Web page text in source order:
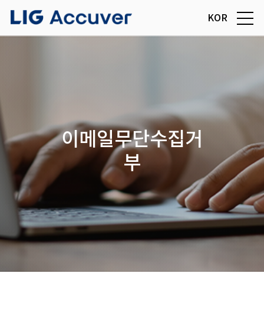
KOR
이메일무단수집거
부